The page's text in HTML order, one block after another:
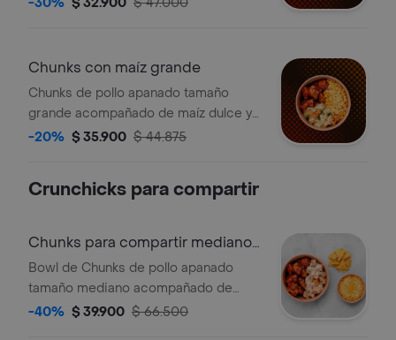
Chunks con maíz grande
Chunks de pollo apanado tamaño
grande acompañado de maíz dulce y
queso.
-20% $ 35.900 $ 44.875
Crunchicks para compartir
Chunks para compartir mediano
(M)
Bowl de Chunks de pollo apanado
tamaño mediano acompañado de
maíz dulce con queso y nachos.
-40% $ 39.900 $ 66.500